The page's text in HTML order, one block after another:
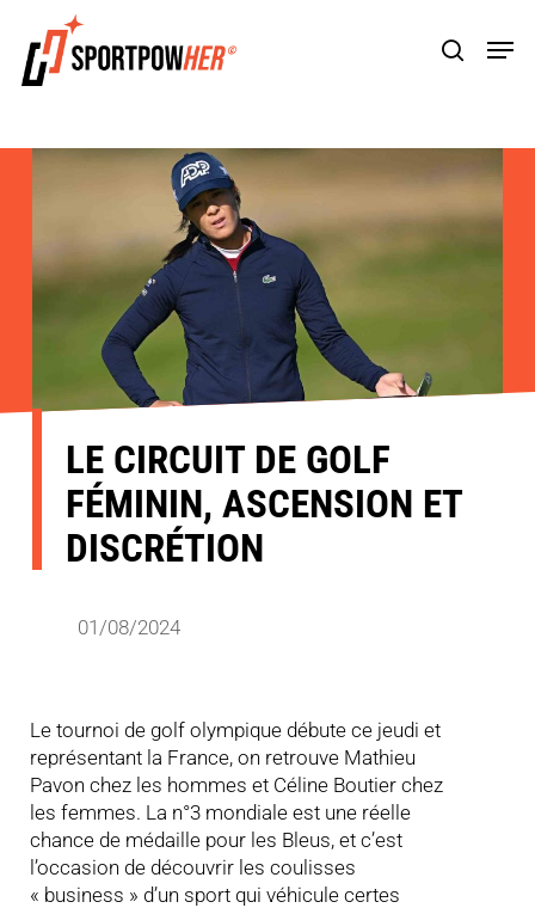
main
search
LE CIRCUIT DE GOLF
FÉMININ, ASCENSION ET
DISCRÉTION
01/08/2024
Le tournoi de golf olympique débute ce jeudi et
représentant la France, on retrouve Mathieu
Pavon chez les hommes et Céline Boutier chez
les femmes. La n°3 mondiale est une réelle
chance de médaille pour les Bleus, et c’est
l’occasion de découvrir les coulisses
« business » d’un sport qui véhicule certes